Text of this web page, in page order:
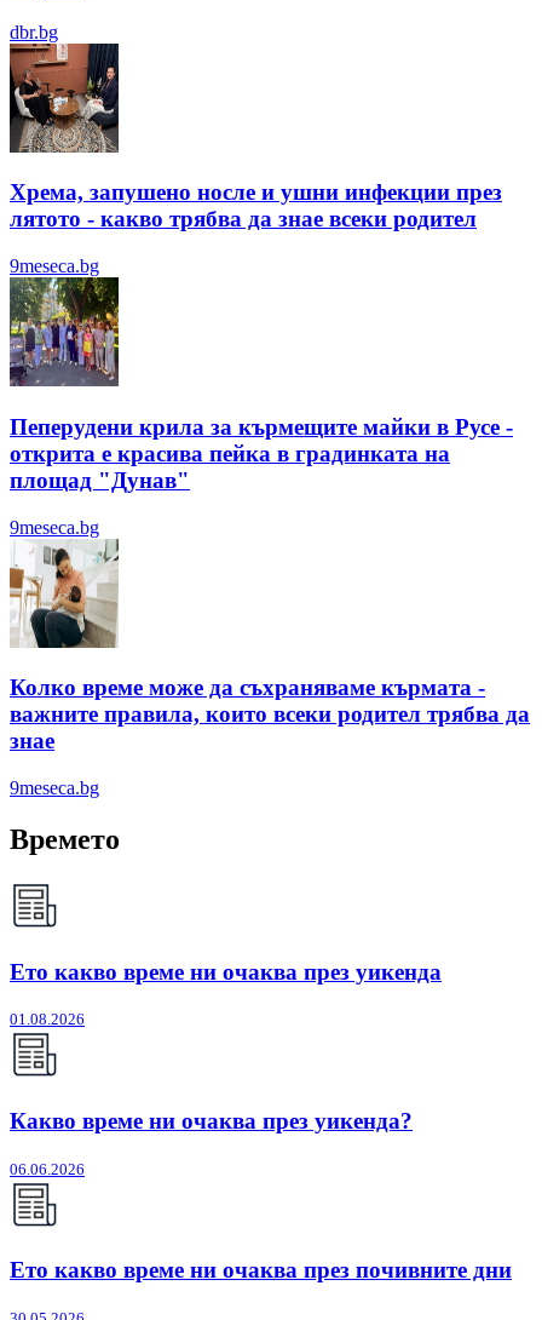
dbr.bg
Хрема, запушено носле и ушни инфекции през
лятотo - какво трябва да знае всеки родител
9meseca.bg
Пеперудени крила за кърмещите майки в Русе -
открита е красива пейка в градинката на
площад "Дунав"
9meseca.bg
Колко време може да съхраняваме кърмата -
важните правила, които всеки родител трябва да
знае
9meseca.bg
Времето
Ето какво време ни очаква през уикенда
01.08.2026
Какво време ни очаква през уикенда?
06.06.2026
Ето какво време ни очаква през почивните дни